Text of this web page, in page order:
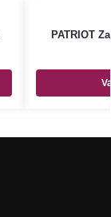
PATRIOT